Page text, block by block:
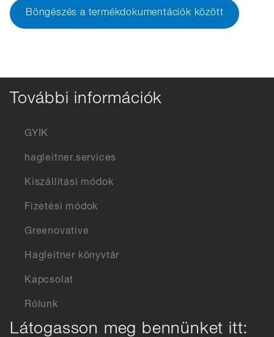
Böngészés a termékdokumentációk között
További információk
GYIK
hagleitner.services
Kiszállítási módok
Fizetési módok
Greenovative
Hagleitner könyvtár
Kapcsolat
Rólunk
Látogasson meg bennünket itt: